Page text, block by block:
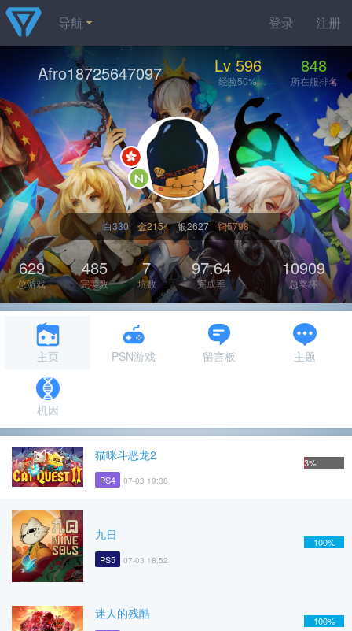
登录 注册
导航
Afro18725647097 Lv 596
经验50%
848
所在服排名
白330 金2154 银2627 铜5798
629
总游戏
485
完美数
7
坑数
97.64
完成率
10909
总奖杯
主页 PSN游戏 留言板 主题
机因
猫咪斗恶龙2
PS4 07-03 19:38
3%
九日
PS5 07-03 18:52
100%
迷人的残酷 100%